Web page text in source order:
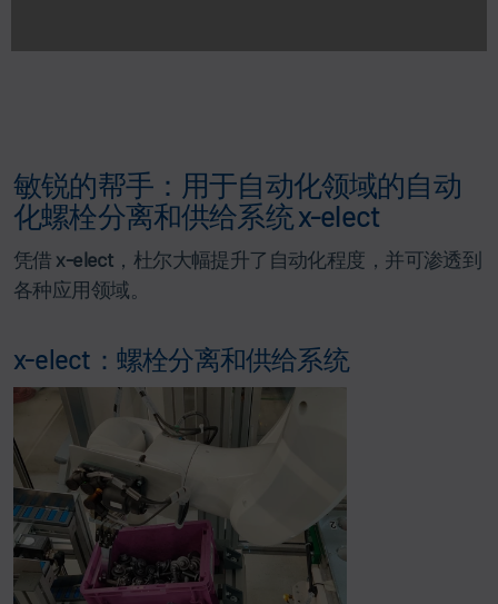
敏锐的帮手：用于自动化领域的自动
化螺栓分离和供给系统 x-elect
凭借 x-elect ，杜尔大幅提升了自动化程度，并可渗透到
各种应用领域。
x-elect：螺栓分离和供给系统